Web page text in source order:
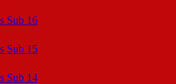
Sub 16
Sub 15
Sub 14